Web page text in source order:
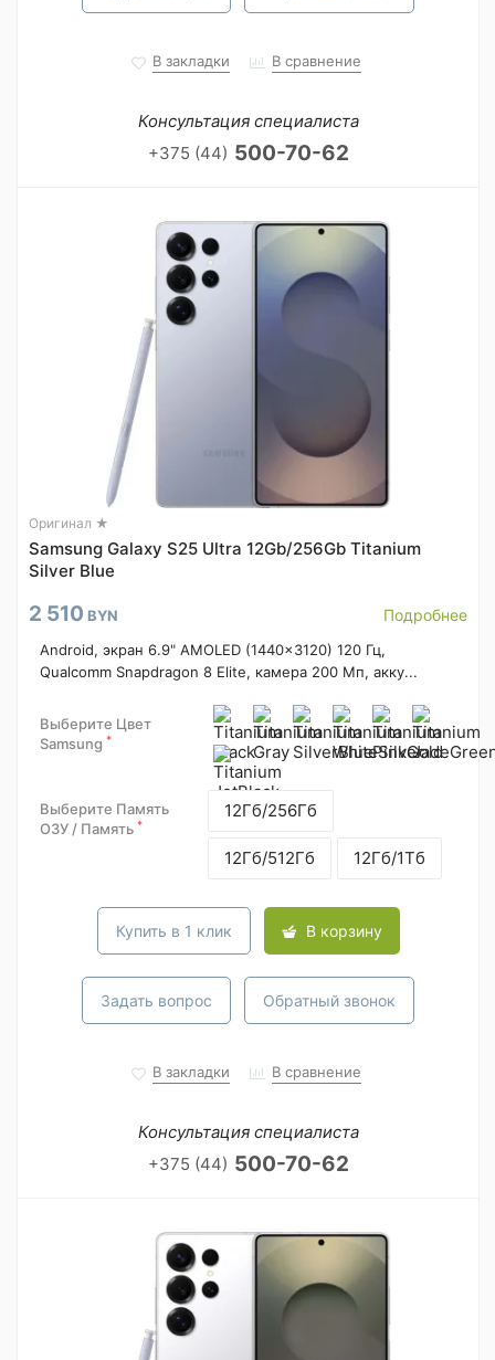
В закладки В сравнение
Консультация специалиста
+375 (44) 500-70-62
Оригинал ★
Samsung Galaxy S25 Ultra 12Gb/256Gb Titanium
Silver Blue
2 510 BYN Подробнее
Android, экран 6.9" AMOLED (1440x3120) 120 Гц,
Qualcomm Snapdragon 8 Elite, камера 200 Мп, акку...
Выберите Цвет
Samsung *
Выберите Память
ОЗУ / Память *
12Гб/256Гб
12Гб/512Гб 12Гб/1Тб
Купить в 1 клик В корзину
Задать вопрос Обратный звонок
В закладки В сравнение
Консультация специалиста
+375 (44) 500-70-62